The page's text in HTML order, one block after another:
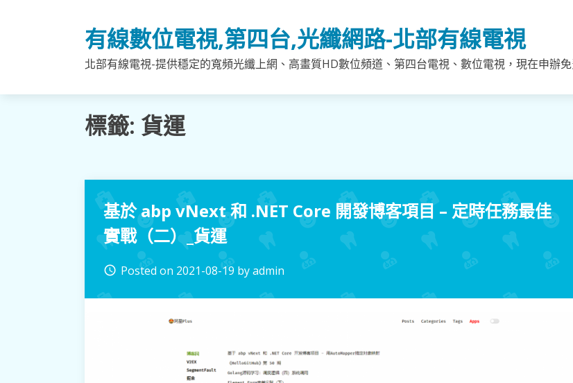
有線數位電視,第四台,光纖網路-北部有線電視
北部有線電視-提供穩定的寬頻光纖上網、高畫質HD數位頻道、第四台電視、數位電視，現在申辦
標籤: 貨運
基於 abp vNext 和 .NET Core 開發博客項目 – 定時任務最佳
實戰（二）_貨運
access_time Posted on 2021-08-19 byadmin